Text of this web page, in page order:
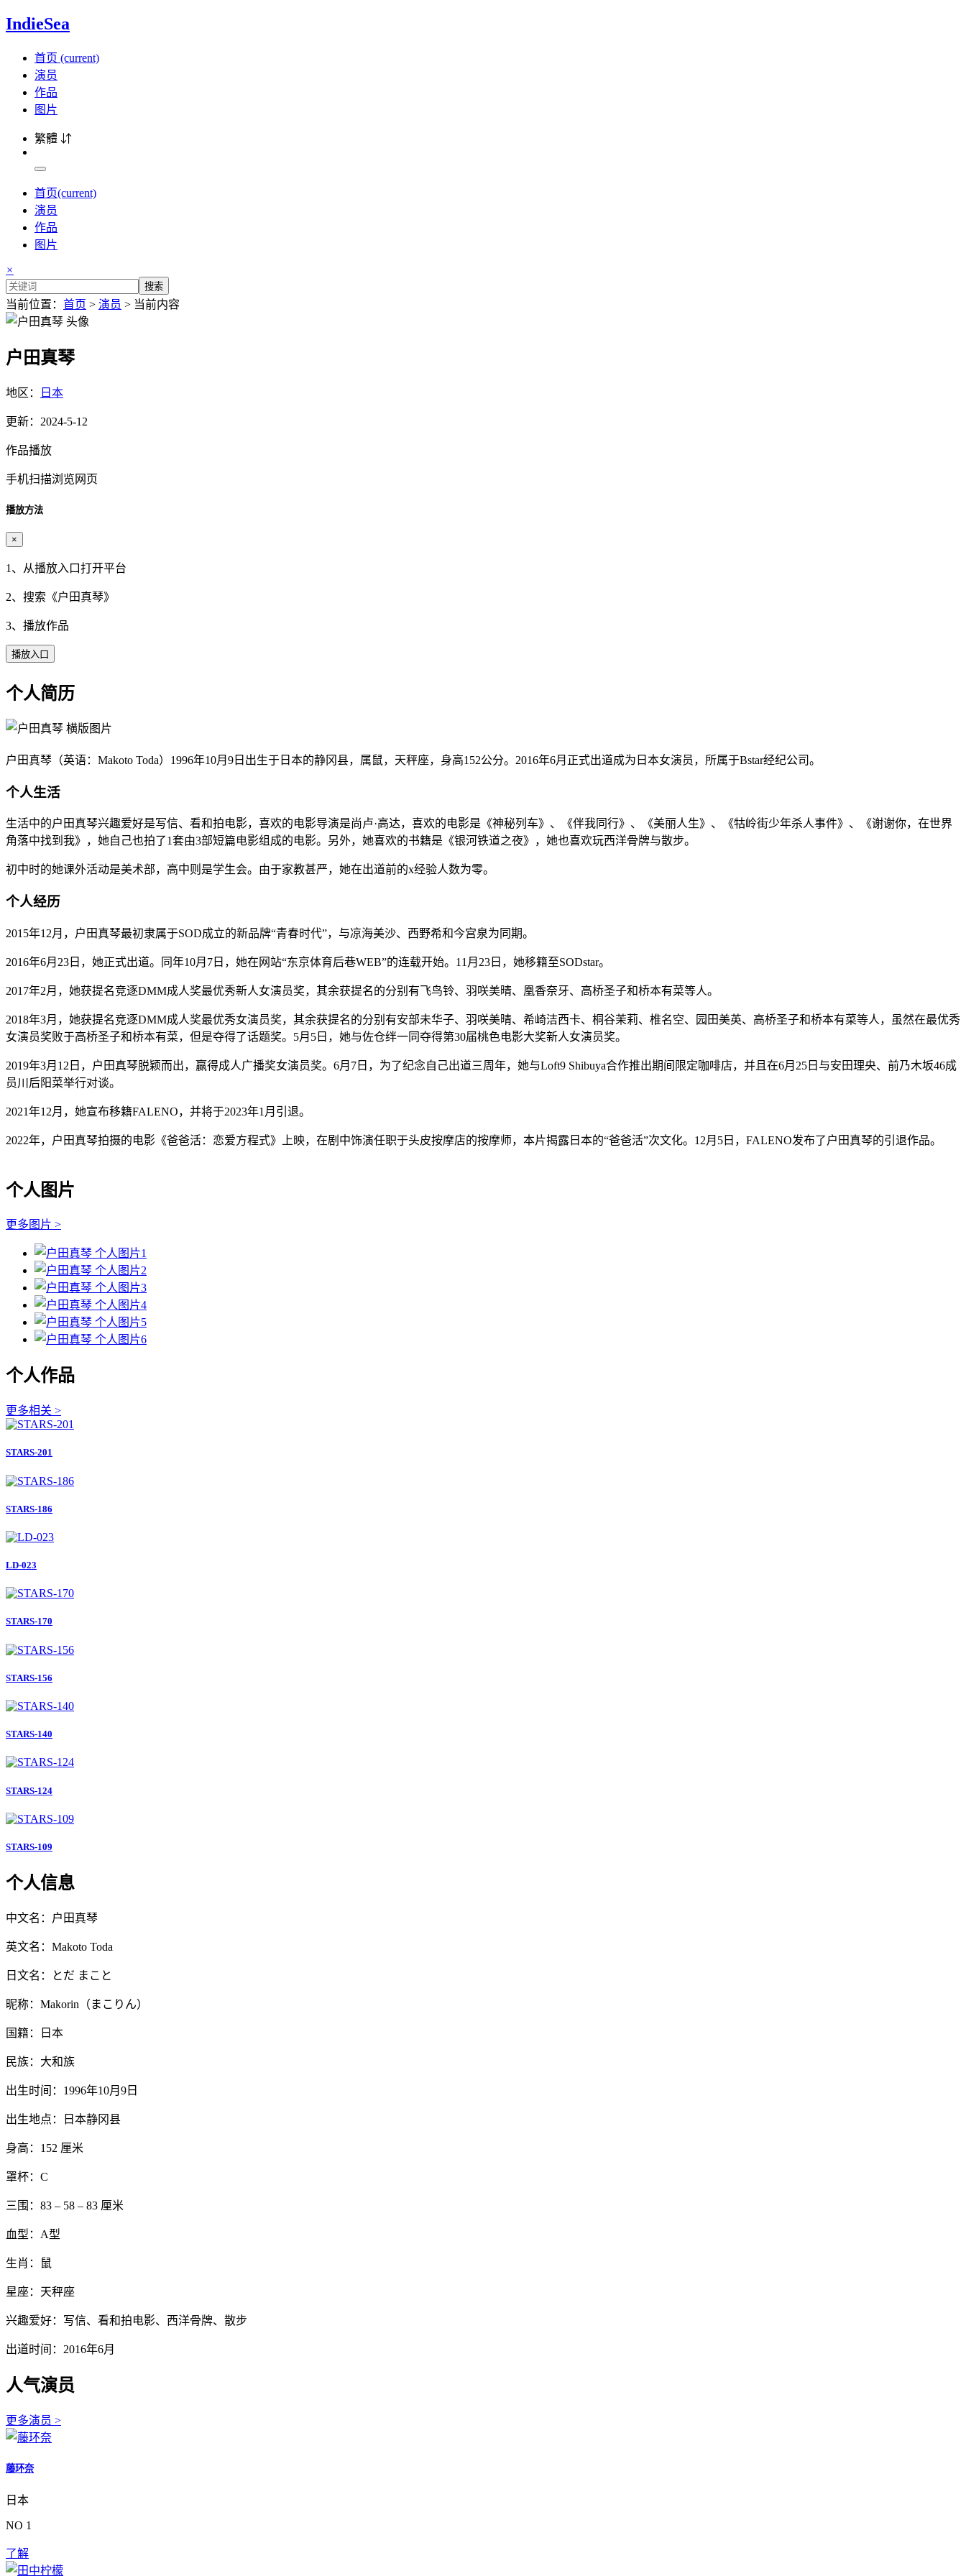
IndieSea
首页 (current)
演员
作品
图片
繁體 ⇵
首页(current)
演员
作品
图片
×
搜索
当前位置： 首页 > 演员 > 当前内容
户田真琴
地区： 日本
更新：2024-5-12
作品播放
手机扫描浏览网页
播放方法
×
1、从播放入口打开平台
2、搜索《户田真琴》
3、播放作品
播放入口
个人简历
户田真琴（英语：Makoto Toda）1996年10月9日出生于日本的静冈县，属鼠，天秤座，身高152公分。2016年6月正式出道成为日本女演员，所属于Bstar经纪公司。
个人生活
生活中的户田真琴兴趣爱好是写信、看和拍电影，喜欢的电影导演是尚卢·高达，喜欢的电影是《神秘列车》、《伴我同行》、《美丽人生》、《牯岭街少年杀人事件》、《谢谢你，在世界
角落中找到我》，她自己也拍了1套由3部短篇电影组成的电影。另外，她喜欢的书籍是《银河铁道之夜》，她也喜欢玩西洋骨牌与散步。
初中时的她课外活动是美术部，高中则是学生会。由于家教甚严，她在出道前的x经验人数为零。
个人经历
2015年12月，户田真琴最初隶属于SOD成立的新品牌“青春时代”，与凉海美沙、西野希和今宫泉为同期。
2016年6月23日，她正式出道。同年10月7日，她在网站“东京体育后巷WEB”的连载开始。11月23日，她移籍至SODstar。
2017年2月，她获提名竞逐DMM成人奖最优秀新人女演员奖，其余获提名的分别有飞鸟铃、羽咲美晴、凰香奈牙、高桥圣子和桥本有菜等人。
2018年3月，她获提名竞逐DMM成人奖最优秀女演员奖，其余获提名的分别有安部未华子、羽咲美晴、希崎洁西卡、桐谷茉莉、椎名空、园田美英、高桥圣子和桥本有菜等人，虽然在最优秀
女演员奖败于高桥圣子和桥本有菜，但是夺得了话题奖。5月5日，她与佐仓绊一同夺得第30届桃色电影大奖新人女演员奖。
2019年3月12日，户田真琴脱颖而出，赢得成人广播奖女演员奖。6月7日，为了纪念自己出道三周年，她与Loft9 Shibuya合作推出期间限定咖啡店，并且在6月25日与安田理央、前乃木坂46成
员川后阳菜举行对谈。
2021年12月，她宣布移籍FALENO，并将于2023年1月引退。
2022年，户田真琴拍摄的电影《爸爸活：恋爱方程式》上映，在剧中饰演任职于头皮按摩店的按摩师，本片揭露日本的“爸爸活”次文化。12月5日，FALENO发布了户田真琴的引退作品。
个人图片
更多图片 >
个人作品
更多相关 >
STARS-201
STARS-186
LD-023
STARS-170
STARS-156
STARS-140
STARS-124
STARS-109
个人信息
中文名：户田真琴
英文名：Makoto Toda
日文名：とだ まこと
昵称：Makorin（まこりん）
国籍：日本
民族：大和族
出生时间：1996年10月9日
出生地点：日本静冈县
身高：152 厘米
罩杯：C
三围：83 – 58 – 83 厘米
血型：A型
生肖：鼠
星座：天秤座
兴趣爱好：写信、看和拍电影、西洋骨牌、散步
出道时间：2016年6月
人气演员
更多演员 >
藤环奈
日本
NO 1
了解